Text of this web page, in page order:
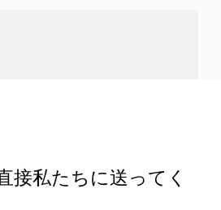
接私たちに送ってく